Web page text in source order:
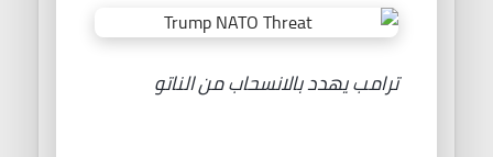
ترامب يهدد بالانسحاب من الناتو